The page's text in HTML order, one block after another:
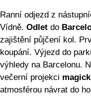
Ranní odjezd z
Vídně. Odlet do
zajištění půjčení kol.
koupání. Výjezd do
výhledy na Barcelonu.
večerní projekci
atmosférou návrat do